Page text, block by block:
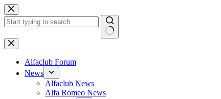
Zum
Inhalt
springen
Keine
Ergebnisse
Alfaclub Forum
News
Alfaclub News
Alfa Romeo News